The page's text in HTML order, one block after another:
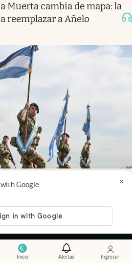
Inicio Alertas Ingresar
Google ×
Muerta cambia de mapa: la
reemplazar a Añelo
Armadas: la otra cara del